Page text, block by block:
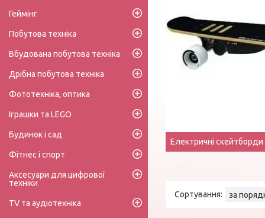
Електричні скейтборди
Геймінг
Побутова техніка
Вбудована побутова техніка
Дрібна побутова техніка
Фототехніка, оптика
Іграшки та LEGO
Будинок і сад
Фітнес і спорт
Аксесуари для цифрової
техніки
TV та аудіотехніка